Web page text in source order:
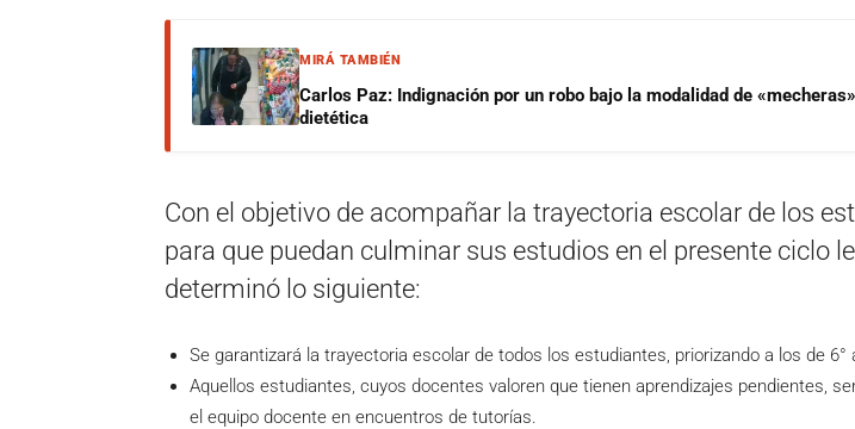
MIRÁ TAMBIÉN
Carlos Paz: Indignación por un robo bajo la modalidad de
dietética
Con el objetivo de acompañar la trayectoria escolar de los
para que puedan culminar sus estudios en el presente ciclo
determinó lo siguiente:
Se garantizará la trayectoria escolar de todos los estudiantes, priorizando a los de 6°
Aquellos estudiantes, cuyos docentes valoren que tienen aprendizajes pendientes,
el equipo docente en encuentros de tutorías.